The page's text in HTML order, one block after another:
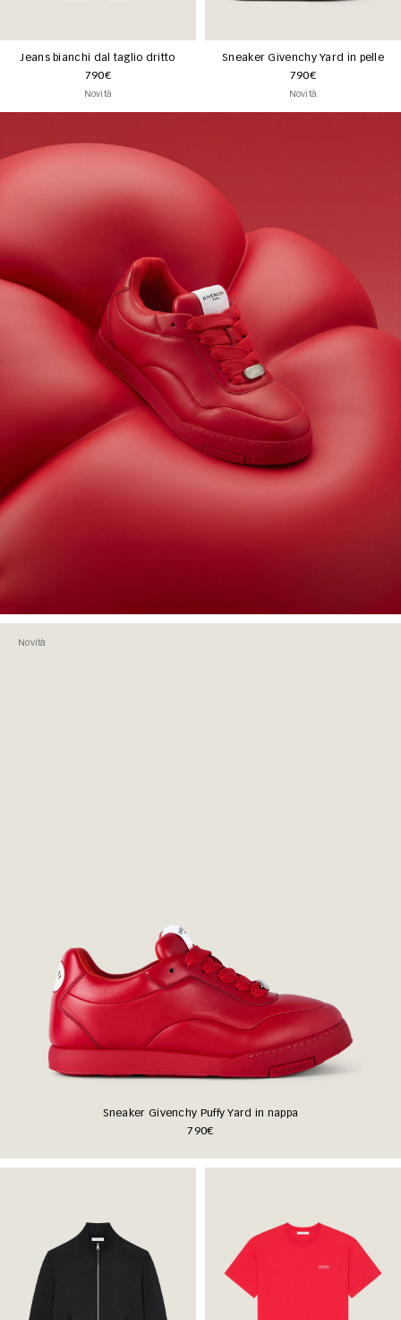
Jeans bianchi dal taglio dritto
790€
Novità
Sneaker Givenchy Yard in pelle
790€
Novità
Sneaker Givenchy Puffy Yard in nappa
790€
Novità